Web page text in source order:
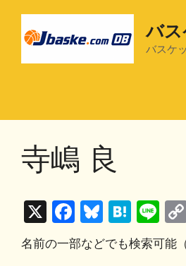
バ
バスケ
寺嶋 良
X
F
a
c
Bl
u
e
H
at
e
Li
n
e
名前の一部などでも検索可能